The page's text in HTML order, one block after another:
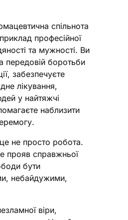
спільнота
професійної
та мужності. Ви
передовій боротьби
забезпечуєте
лікування,
у найтяжчі
наблизити
не просто робота.
прояв справжньої
бути
небайдужими,
віри,